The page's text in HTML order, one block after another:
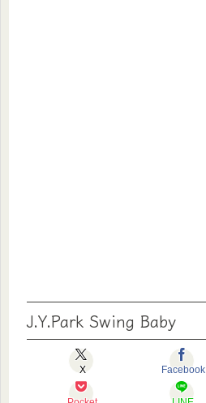
J.Y.Park Swing Baby
X Facebook